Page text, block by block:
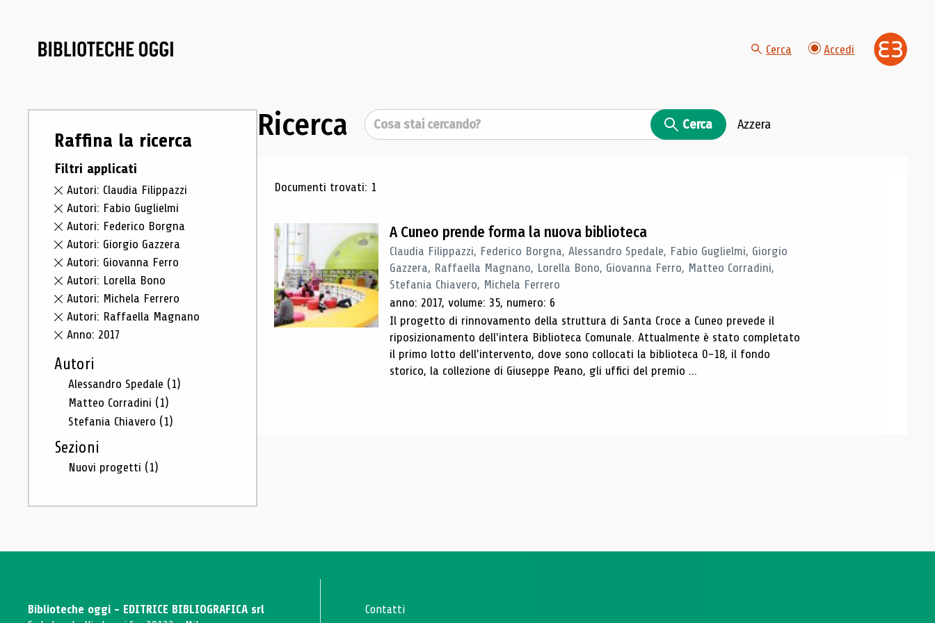
Cerca Accedi
Raffina la ricerca
Filtri applicati
Autori: Claudia Filippazzi
Autori: Fabio Guglielmi
Autori: Federico Borgna
Autori: Giorgio Gazzera
Autori: Giovanna Ferro
Autori: Lorella Bono
Autori: Michela Ferrero
Autori: Raffaella Magnano
Anno: 2017
Autori
Alessandro Spedale (1)
Matteo Corradini (1)
Stefania Chiavero (1)
Sezioni
Nuovi progetti (1)
Ricerca Cerca Cerca Azzera
Risultati di ricerca
Documenti trovati: 1
A Cuneo prende forma la nuova biblioteca
Claudia Filippazzi, Federico Borgna, Alessandro Spedale, Fabio Guglielmi, Giorgio
Gazzera, Raffaella Magnano, Lorella Bono, Giovanna Ferro, Matteo Corradini,
Stefania Chiavero, Michela Ferrero
anno: 2017, volume: 35, numero: 6
Il progetto di rinnovamento della struttura di Santa Croce a Cuneo prevede il
riposizionamento dell'intera Biblioteca Comunale. Attualmente è stato completato
il primo lotto dell'intervento, dove sono collocati la biblioteca 0-18, il fondo
storico, la collezione di Giuseppe Peano, gli uffici del premio ...
Biblioteche oggi - EDITRICE BIBLIOGRAFICA srl
Contatti